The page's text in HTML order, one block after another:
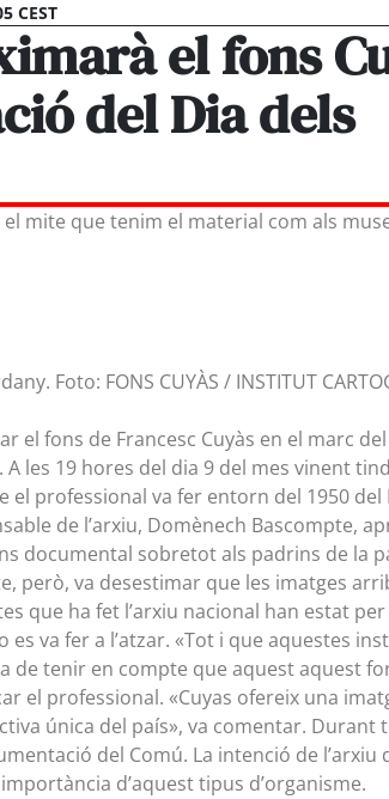
CEST
el fons
del Dia dels
mite que tenim el material com als
Foto: FONS CUYÀS / INSTITUT
el fons de Francesc Cuyàs en el marc
les 19 hores del dia 9 del mes vinent
el professional va fer entorn del 1950
de l’arxiu, Domènech Bascompte,
documental sobretot als padrins de la
però, va desestimar que les imatges
que ha fet l’arxiu nacional han estat
es va fer a l’atzar. «Tot i que aquestes
de tenir en compte que aquest aquest
el professional. «Cuyas ofereix una
única del país», va comentar. Durant
del Comú. La intenció de l’arxiu
d’aquest tipus d’organisme.